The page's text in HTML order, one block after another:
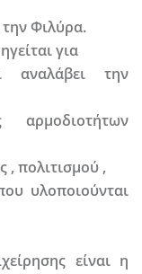
Φιλύρα.
για
αναλάβει την
, πολιτισμού ,
υλοποιούνται
είναι η